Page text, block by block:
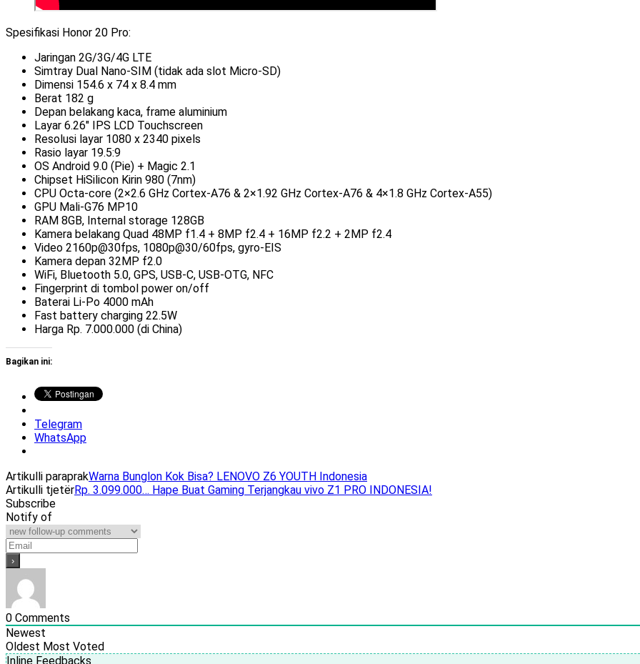
Spesifikasi Honor 20 Pro:
Jaringan 2G/3G/4G LTE
Simtray Dual Nano-SIM (tidak ada slot Micro-SD)
Dimensi 154.6 x 74 x 8.4 mm
Berat 182 g
Depan belakang kaca, frame aluminium
Layar 6.26″ IPS LCD Touchscreen
Resolusi layar 1080 x 2340 pixels
Rasio layar 19.5:9
OS Android 9.0 (Pie) + Magic 2.1
Chipset HiSilicon Kirin 980 (7nm)
CPU Octa-core (2×2.6 GHz Cortex-A76 & 2×1.92 GHz Cortex-A76 & 4×1.8 GHz Cortex-A55)
GPU Mali-G76 MP10
RAM 8GB, Internal storage 128GB
Kamera belakang Quad 48MP f1.4 + 8MP f2.4 + 16MP f2.2 + 2MP f2.4
Video 2160p@30fps, 1080p@30/60fps, gyro-EIS
Kamera depan 32MP f2.0
WiFi, Bluetooth 5.0, GPS, USB-C, USB-OTG, NFC
Fingerprint di tombol power on/off
Baterai Li-Po 4000 mAh
Fast battery charging 22.5W
Harga Rp. 7.000.000 (di China)
Bagikan ini:
Telegram
WhatsApp
Artikulli paraprakWarna Bunglon Kok Bisa? LENOVO Z6 YOUTH Indonesia
Artikulli tjetërRp. 3.099.000… Hape Buat Gaming Terjangkau vivo Z1 PRO INDONESIA!
Subscribe
Notify of
0 Comments
Newest
Oldest Most Voted
Inline Feedbacks